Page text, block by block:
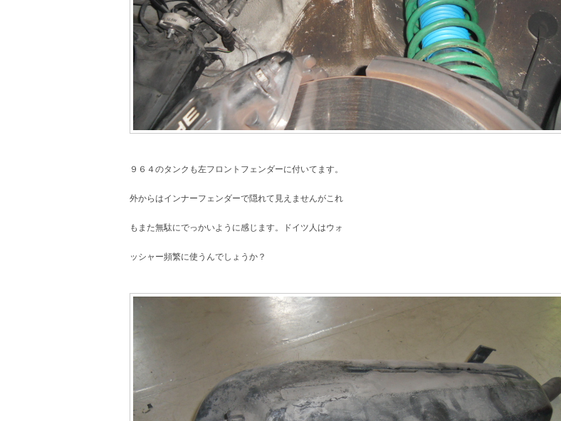
９６４のタンクも左フロントフェンダーに付いてます。
外からはインナーフェンダーで隠れて見えませんがこれ
もまた無駄にでっかいように感じます。ドイツ人はウォ
ッシャー頻繁に使うんでしょうか？